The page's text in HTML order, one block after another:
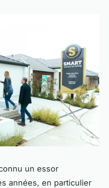
un essor
années, en particulier